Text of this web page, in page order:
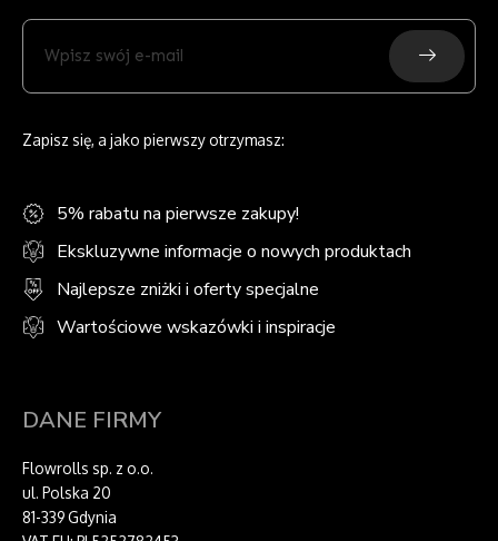
swój
e-
Submit
Zapisz się, a jako pierwszy otrzymasz:
5% rabatu na pierwsze zakupy!
Ekskluzywne informacje o nowych produktach
Najlepsze zniżki i oferty specjalne
Wartościowe wskazówki i inspiracje
DANE FIRMY
Flowrolls sp. z o.o.
ul. Polska 20
81-339 Gdynia